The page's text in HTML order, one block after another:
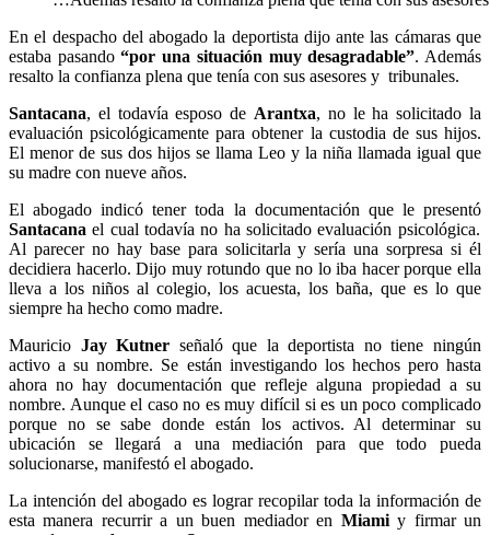
En el despacho del abogado la deportista dijo ante las cámaras que
estaba pasando“por una situación muy desagradable”. Además
resalto la confianza plena que tenía con sus asesores y tribunales.
Santacana, el todavía esposo de Arantxa, no le ha solicitado la
evaluación psicológicamente para obtener la custodia de sus hijos.
El menor de sus dos hijos se llama Leo y la niña llamada igual que
su madre con nueve años.
El abogado indicó tener toda la documentación que le presentó
Santacanael cual todavía no ha solicitado evaluación psicológica.
Al parecer no hay base para solicitarla y sería una sorpresa si él
decidiera hacerlo. Dijo muy rotundo que no lo iba hacer porque ella
lleva a los niños al colegio, los acuesta, los baña, que es lo que
siempre ha hecho como madre.
Mauricio Jay Kutner señaló que la deportista no tiene ningún
activo a su nombre. Se están investigando los hechos pero hasta
ahora no hay documentación que refleje alguna propiedad a su
nombre. Aunque el caso no es muy difícil si es un poco complicado
porque no se sabe donde están los activos. Al determinar su
ubicación se llegará a una mediación para que todo pueda
solucionarse, manifestó el abogado.
La intención del abogado es lograr recopilar toda la información de
esta manera recurrir a un buen mediador en Miamiy firmar un